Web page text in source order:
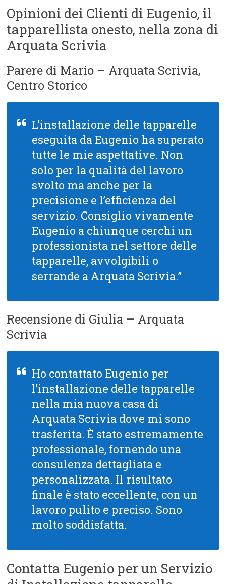
Opinioni dei Clienti di Eugenio, il
tapparellista onesto, nella zona di
Arquata Scrivia
Parere di Mario – Arquata Scrivia,
Centro Storico
L’installazione delle tapparelle
eseguita da Eugenio ha superato
tutte le mie aspettative. Non
solo per la qualità del lavoro
svolto ma anche per la
precisione e l’efficienza del
servizio. Consiglio vivamente
Eugenio a chiunque cerchi un
professionista nel settore delle
tapparelle, avvolgibili o
serrande a Arquata Scrivia.”
Recensione di Giulia – Arquata
Scrivia
Ho contattato Eugenio per
l’installazione delle tapparelle
nella mia nuova casa di
Arquata Scrivia dove mi sono
trasferita. È stato estremamente
professionale, fornendo una
consulenza dettagliata e
personalizzata. Il risultato
finale è stato eccellente, con un
lavoro pulito e preciso. Sono
molto soddisfatta.
Contatta Eugenio per un Servizio